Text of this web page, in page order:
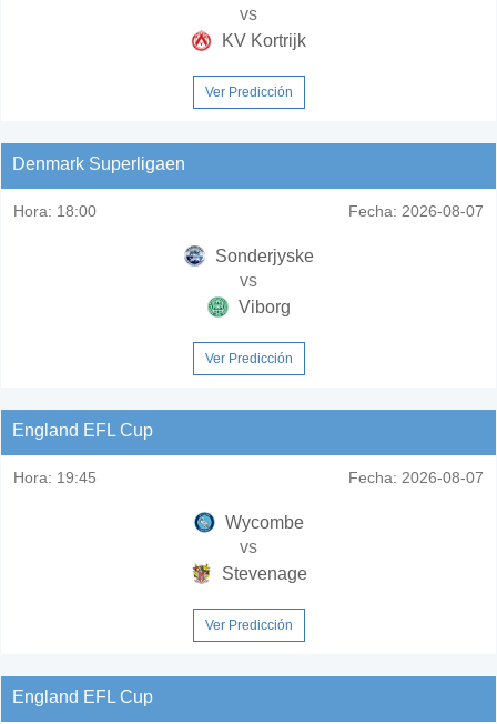
vs
KV Kortrijk
Ver Predicción
Denmark Superligaen
Hora: 18:00 Fecha: 2026-08-07
Sonderjyske
vs
Viborg
Ver Predicción
England EFL Cup
Hora: 19:45 Fecha: 2026-08-07
Wycombe
vs
Stevenage
Ver Predicción
England EFL Cup